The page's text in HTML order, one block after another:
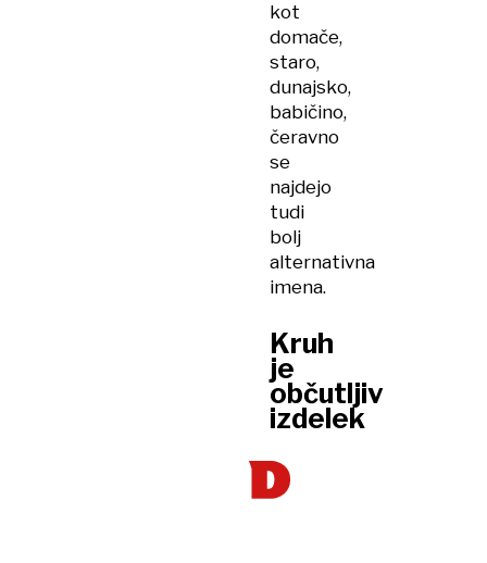
kot
domače,
staro,
dunajsko,
babičino,
čeravno
se
najdejo
tudi
bolj
alternativna
imena.
Kruh
je
občutljiv
izdelek